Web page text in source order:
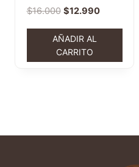
$16.000 $12.990
AÑADIR AL
CARRITO